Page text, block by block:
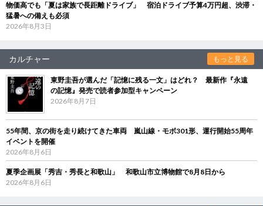
物価高でも「夏は家族で長距離ドライブ」 宿泊ドライブ予算4万円超、渋滞・
猛暑への備えも必須
2026年8月3日
カルチャー もっと見る
東野圭吾が選んだ「記憶に残る一文」はどれ？ 最新作『永遠
の記憶』発売で読者参加型キャンペーン
2026年8月7日
55年間、京の街を走り続けてきた車両 嵐山線・モボ301形、運行開始55周年
イベントを開催
2026年8月6日
夏季企画展「秀吉・秀長と和歌山」 和歌山市立博物館で8月8日から
2026年8月6日